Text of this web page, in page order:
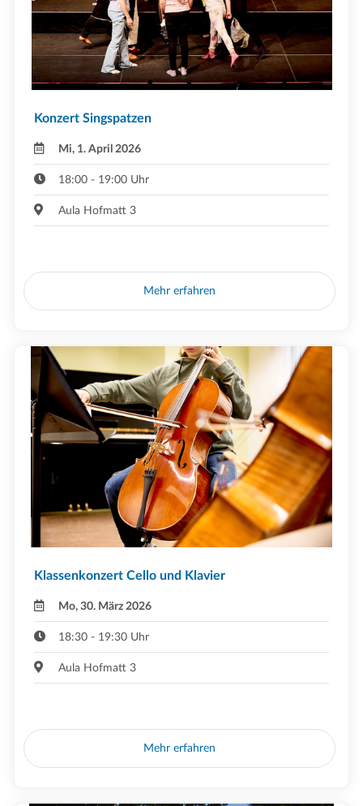
Konzert Singspatzen
Mi, 1. April 2026
18:00 - 19:00 Uhr
Aula Hofmatt 3
Mehr erfahren
Klassenkonzert Cello und Klavier
Mo, 30. März 2026
18:30 - 19:30 Uhr
Aula Hofmatt 3
Mehr erfahren